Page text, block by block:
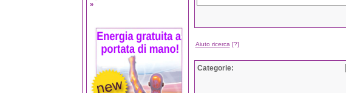
»
Aiuto ricerca [?]
Categorie: